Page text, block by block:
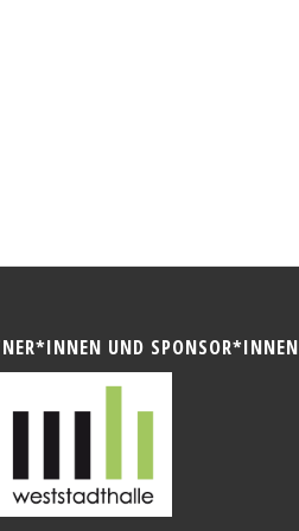
UND SPONSOR*INNEN